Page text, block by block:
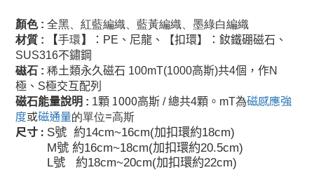
顏色 : 全黑、紅藍編織、藍黃編織、墨綠白編織
材質 : 【手環 】 ： PE 、尼龍、【扣環】：釹鐵硼磁石、
SUS316不鏽鋼
磁石 : 稀土類永久磁石 100mT(1000高斯)共4個，作N
極、S極交互配列
磁石能量說明 : 1顆 1000高斯 /總共4顆 。 mT為磁感應強
度或磁通量的單位=高斯
尺寸 : S號 約14cm~16cm(加扣環約18cm)
M號 約16cm~18cm(加扣環約20.5cm)
L號 約18cm~20cm(加扣環約22cm)